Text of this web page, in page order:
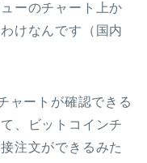
ーのチャート上か
けなんです（国内
ャートが確認できる
、ビットコインチ
注文ができるみた